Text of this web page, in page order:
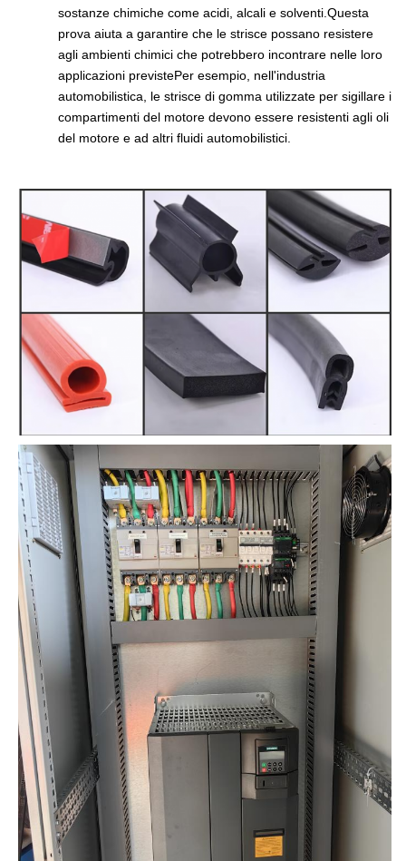
sostanze chimiche come acidi, alcali e solventi.Questa
prova aiuta a garantire che le strisce possano resistere
agli ambienti chimici che potrebbero incontrare nelle loro
applicazioni previstePer esempio, nell'industria
automobilistica, le strisce di gomma utilizzate per sigillare i
compartimenti del motore devono essere resistenti agli oli
del motore e ad altri fluidi automobilistici.